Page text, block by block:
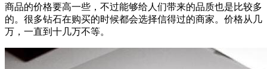
商品的价格要高一些，不过能够给人们带来的品质也是比较多
的。很多钻石在购买的时候都会选择信得过的商家。价格从几
万，一直到十几万不等。